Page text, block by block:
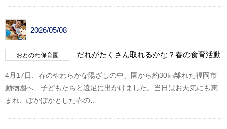
2026/05/08
おとのわ保育園 だれがたくさん取れるかな？春の食育活動
4月17日、春のやわらかな陽ざしの中、園から約30㎞離れた福岡市
動物園へ、子どもたちと遠足に出かけました。当日はお天気にも恵
まれ、ぽかぽかとした春の…